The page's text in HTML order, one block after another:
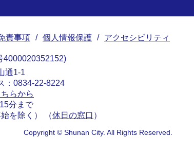
責事項 個人情報保護 アクセシビリティ
4000020352152
通1-1
：0834-22-8224
らから
分まで
を除く） （休日の窓口 ）
Copyright © Shunan City. All Rights Reserved.